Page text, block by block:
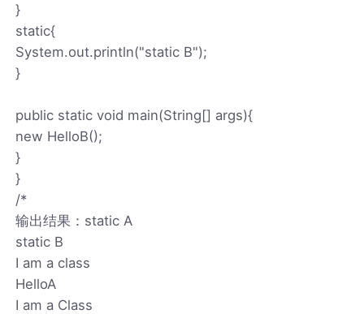
}
static{
System.out.println("static B");
}
public static void main(String[] args){
new HelloB();
}
}
/*
输出结果：static A
static B
I am a class
HelloA
I am a Class